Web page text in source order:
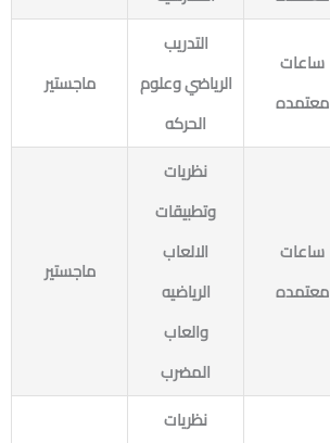
ساعات
معتمده
التدريب
الرياضي وعلوم
الحركه
ماجستير
ساعات
معتمده
نظريات
وتطبيقات
الالعاب
الرياضيه
والعاب
المضرب
ماجستير
نظريات